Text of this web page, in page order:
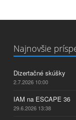
Najnovšie
Dizertačné skúšky
2.7.2026 10:00
IAM na ESCAPE 36
29.6.2026 13:38